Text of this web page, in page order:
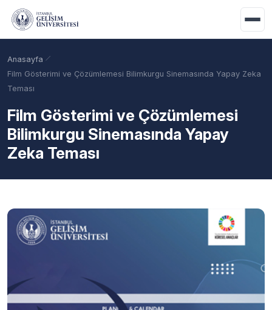
Ana içeriğe geç
Akademik Takvim Burslar Taban Puanlar
Anasayfa
Film Gösterimi ve Çözümlemesi Bilimkurgu Sinemasında Yapay Zeka
Teması
Film Gösterimi ve Çözümlemesi
Bilimkurgu Sinemasında Yapay
Zeka Teması